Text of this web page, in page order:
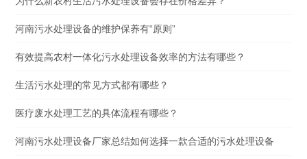
河南污水处理设备的维护保养有“原则”
有效提高农村一体化污水处理设备效率的方法有哪些？
生活污水处理的常见方式都有哪些？
医疗废水处理工艺的具体流程有哪些？
河南污水处理设备厂家总结如何选择一款合适的污水处理设备